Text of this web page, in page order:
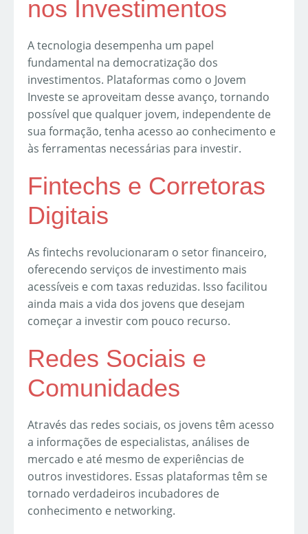
nos Investimentos
A tecnologia desempenha um papel
fundamental na democratização dos
investimentos. Plataformas como o Jovem
Investe se aproveitam desse avanço, tornando
possível que qualquer jovem, independente de
sua formação, tenha acesso ao conhecimento e
às ferramentas necessárias para investir.
Fintechs e Corretoras
Digitais
As fintechs revolucionaram o setor financeiro,
oferecendo serviços de investimento mais
acessíveis e com taxas reduzidas. Isso facilitou
ainda mais a vida dos jovens que desejam
começar a investir com pouco recurso.
Redes Sociais e
Comunidades
Através das redes sociais, os jovens têm acesso
a informações de especialistas, análises de
mercado e até mesmo de experiências de
outros investidores. Essas plataformas têm se
tornado verdadeiros incubadores de
conhecimento e networking.